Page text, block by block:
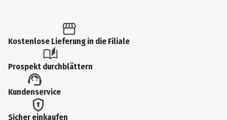
Artikelnummer des Herstellers
Besonderheiten
Achtung: diesen Artikel gibt es in verschiedenen Ausführungen. Sie
erhalten nur 1 Artikel (zufällige Auswahl im Lager). Eine Vorauswahl
ist nicht möglich.
Kostenlose Lieferung in die Filiale
Prospekt durchblättern
Kundenservice
Sicher einkaufen